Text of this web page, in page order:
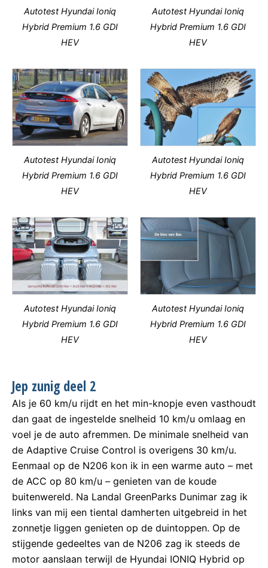
Autotest Hyundai Ioniq
Hybrid Premium 1.6 GDI
HEV
Autotest Hyundai Ioniq
Hybrid Premium 1.6 GDI
HEV
Autotest Hyundai Ioniq
Hybrid Premium 1.6 GDI
HEV
Autotest Hyundai Ioniq
Hybrid Premium 1.6 GDI
HEV
Autotest Hyundai Ioniq
Hybrid Premium 1.6 GDI
HEV
Autotest Hyundai Ioniq
Hybrid Premium 1.6 GDI
HEV
Jep zunig deel 2
Als je 60 km/u rijdt en het min-knopje even vasthoudt
dan gaat de ingestelde snelheid 10 km/u omlaag en
voel je de auto afremmen. De minimale snelheid van
de Adaptive Cruise Control is overigens 30 km/u.
Eenmaal op de N206 kon ik in een warme auto – met
de ACC op 80 km/u – genieten van de koude
buitenwereld. Na Landal GreenParks Dunimar zag ik
links van mij een tiental damherten uitgebreid in het
zonnetje liggen genieten op de duintoppen. Op de
stijgende gedeeltes van de N206 zag ik steeds de
motor aanslaan terwijl de Hyundai IONIQ Hybrid op